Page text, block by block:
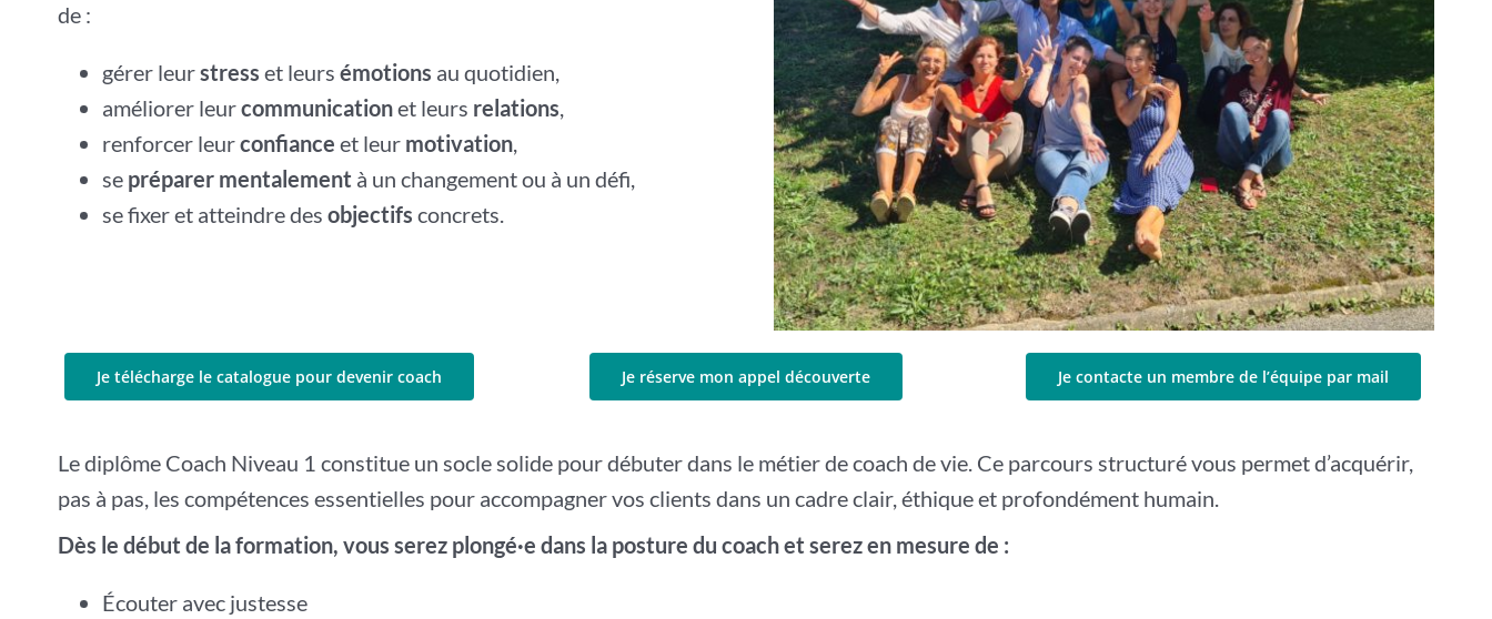
de :
gérer leurstress et leurs émotions au quotidien,
améliorer leurcommunicationet leurs relations,
renforcer leurconfiance et leur motivation,
se préparer mentalement à un changement ou à un défi,
se fixer et atteindre des objectifs concrets.
Je télécharge le catalogue pour devenir coach Je réserve mon appel découverte Je contacte un membre de l’équipe par mail
Le diplôme Coach Niveau 1 constitue un socle solide pour débuter dans le métier de coach de vie. Ce parcours structuré vous permet d’acquérir,
pas à pas, les compétences essentielles pour accompagner vos clients dans un cadre clair, éthique et profondément humain.
Dès le début de la formation, vous serez plongé·e dans la posture du coach et serez en mesure de :
Écouter avec justesse